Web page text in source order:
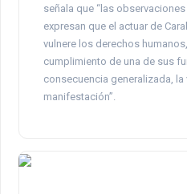
señala que “las
expresan que el actuar de
vulnere los derechos
cumplimiento de una de sus
consecuencia generalizada,
manifestación”.